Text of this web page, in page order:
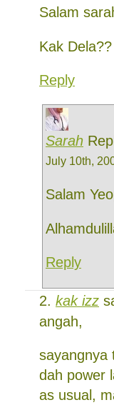
Salam
Kak
Reply
Sarah
July 10th,
Salam
Reply
kak izz
angah,
sayangnya
dah power
as usual,